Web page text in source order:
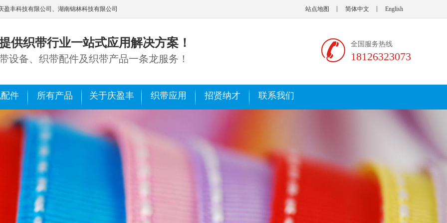
丰科技有限公司、湖南锦林科技有限公司 站点地图 简体中文 English
供织带行业一站式应用解决方案！
设备、织带配件及织带产品一条龙服务！
全国服务热线
18126323073
件 所有产品 关于庆盈丰 织带应用 招贤纳才 联系我们